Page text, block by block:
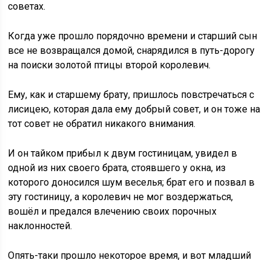
советах.
Когда уже прошло порядочно времени и старший сын
все не возвращался домой, снарядился в путь-дорогу
на поиски золотой птицы второй королевич.
Ему, как и старшему брату, пришлось повстречаться с
лисицею, которая дала ему добрый совет, и он тоже на
тот совет не обратил никакого внимания.
И он тайком прибыл к двум гостиницам, увидел в
одной из них своего брата, стоявшего у окна, из
которого доносился шум веселья; брат его и позвал в
эту гостиницу, а королевич не мог воздержаться,
вошёл и предался влечению своих порочных
наклонностей.
Опять-таки прошло некоторое время, и вот младший